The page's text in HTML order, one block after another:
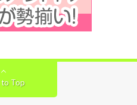
to Top